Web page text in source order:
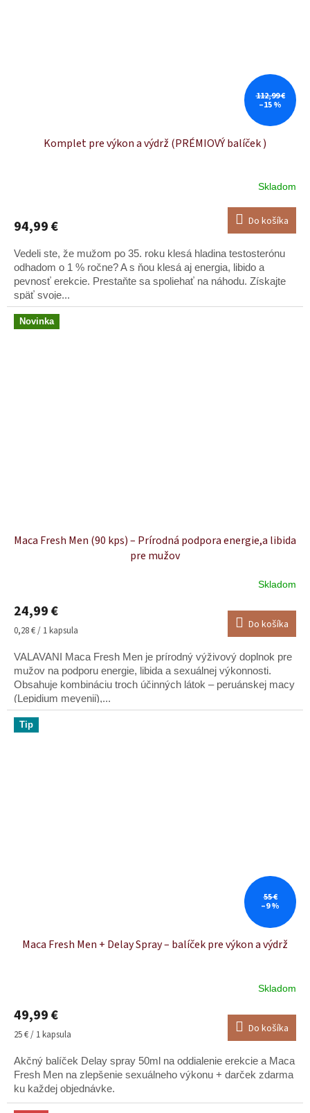
112,99 €
–15 %
Komplet pre výkon a výdrž (PRÉMIOVÝ balíček )
Skladom
94,99 € Do košíka
Vedeli ste, že mužom po 35. roku klesá hladina testosterónu
odhadom o 1 % ročne? A s ňou klesá aj energia, libido a
pevnosť erekcie. Prestaňte sa spoliehať na náhodu. Získajte
späť svoje...
Novinka
Maca Fresh Men (90 kps) – Prírodná podpora energie,a libida
pre mužov
produktu
je
4,9
z
hviezdičiek.
Skladom
24,99 €
Jednotková
0,28 € / 1 kapsula Do košíka
VALAVANI Maca Fresh Men je prírodný výživový doplnok pre
mužov na podporu energie, libida a sexuálnej výkonnosti.
Obsahuje kombináciu troch účinných látok – peruánskej macy
(Lepidium meyenii),...
Tip
55 €
–9 %
Maca Fresh Men + Delay Spray – balíček pre výkon a výdrž
Skladom
49,99 €
Jednotková
25 € / 1 kapsula Do košíka
Akčný balíček Delay spray 50ml na oddialenie erekcie a Maca
Fresh Men na zlepšenie sexuálneho výkonu + darček zdarma
ku každej objednávke.